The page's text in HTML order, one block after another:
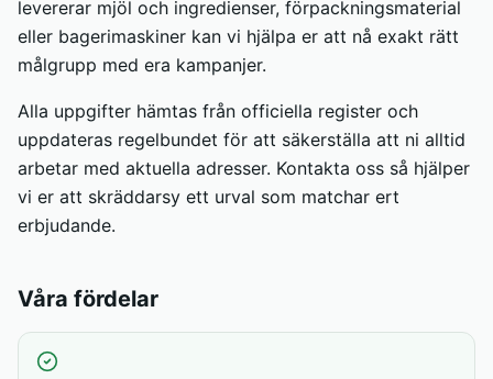
levererar mjöl och ingredienser, förpackningsmaterial
eller bagerimaskiner kan vi hjälpa er att nå exakt rätt
målgrupp med era kampanjer.
Alla uppgifter hämtas från officiella register och
uppdateras regelbundet för att säkerställa att ni alltid
arbetar med aktuella adresser. Kontakta oss så hjälper
vi er att skräddarsy ett urval som matchar ert
erbjudande.
Våra fördelar